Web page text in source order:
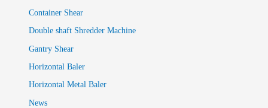
Container Shear
Double shaft Shredder Machine
Gantry Shear
Horizontal Baler
Horizontal Metal Baler
News